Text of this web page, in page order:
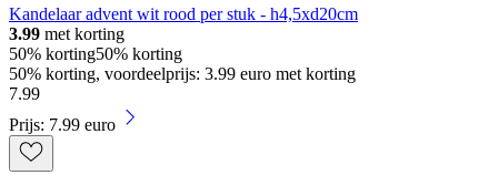
Kandelaar advent wit rood per stuk - h4,5xd20cm
3.99 met korting
50% korting50% korting
50% korting, voordeelprijs: 3.99 euro met korting
7.99
Prijs: 7.99 euro